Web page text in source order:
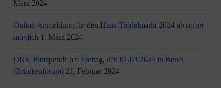
März 2024
Online-Anmeldung für den Haus-Trödelmarkt 2024 ab sofort
möglich 1. März 2024
DRK Blutspende am Freitag, den 01.03.2024 in Beuel
(Brückenforum) 21. Februar 2024